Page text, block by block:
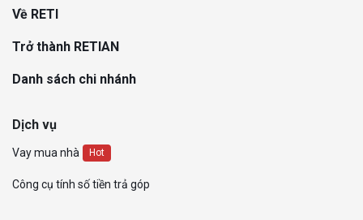
Về RETI
Trở thành RETIAN
Danh sách chi nhánh
Dịch vụ
Vay mua nhà Hot
Công cụ tính số tiền trả góp